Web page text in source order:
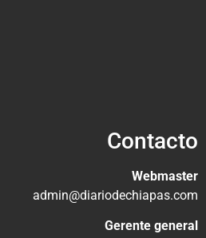
Contacto
Webmaster
admin@diariodechiapas.com
Gerente general